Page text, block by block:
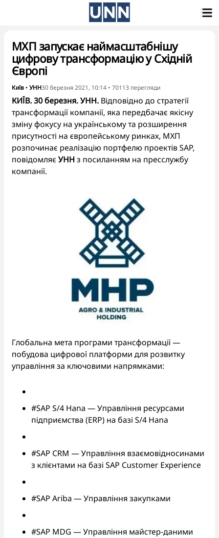
МХП запускає наймасштабнішу
цифрову трансформацію у Східній
Європі
Київ • УНН30 березня 2021, 10:14 • 70113 перегляди
КИЇВ. 30 березня. УНН. Відповідно до стратегії
трансформації компанії, яка передбачає якісну
зміну фокусу на українському та розширення
присутності на європейському ринках, МХП
розпочинає реалізацію портфелю проектів SAP,
повідомляє УНН з посиланням на пресслужбу
компанії.
Глобальна мета програми трансформації —
побудова цифрової платформи для розвитку
управління за ключовими напрямками:
#SAP S/4 Hana — Управління ресурсами
підприємства (ERP) на базі S/4 Hana
#SAP CRM — Управління взаємовідносинами
з клієнтами на базі SAP Customer Experience
#SAP Ariba — Управління закупками
#SAP MDG — Управління майстер-даними